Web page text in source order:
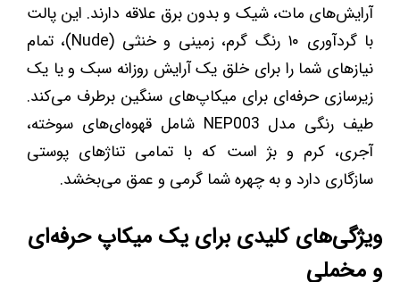
آرایش‌های مات، شیک و بدون برق علاقه دارند. این پالت
با گردآوری ۱۰ رنگ گرم، زمینی و خنثی (Nude)، تمام
نیازهای شما را برای خلق یک آرایش روزانه سبک و یا یک
زیرسازی حرفه‌ای برای میکاپ‌های سنگین برطرف می‌کند.
طیف رنگی مدل NEP003 شامل قهوه‌ای‌های سوخته،
آجری، کرم و بژ است که با تمامی تناژهای پوستی
سازگاری دارد و به چهره شما گرمی و عمق می‌بخشد.
ویژگی‌های کلیدی برای یک میکاپ حرفه‌ای
و مخملی